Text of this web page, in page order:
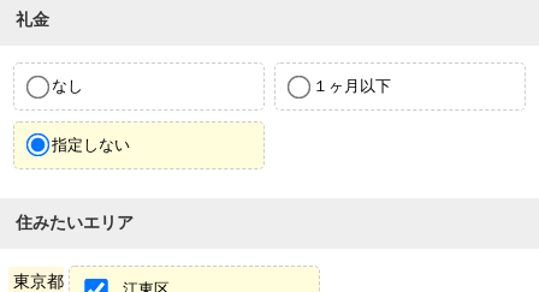
礼金
なし １ヶ月以下
指定しない
住みたいエリア
東京都